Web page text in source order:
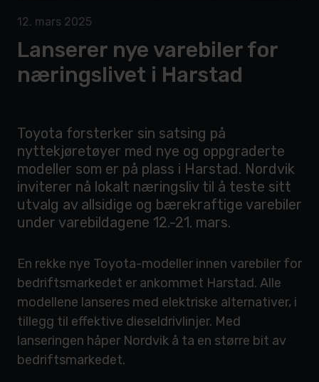
12. mars 2025
Lanserer nye varebiler for
næringslivet i Harstad
Toyota forsterker sin satsing på
nyttekjøretøyer med nye og oppgraderte
modeller som er på plass i Harstad. Nordvik
inviterer nå lokalt næringsliv til å teste sitt
utvalg av allsidige og bærekraftige varebiler
under varebildagene 12.-21. mars.
En rekke nye Toyota-modeller innen varebiler for
bedriftsmarkedet er ankommet Harstad. Alle
modellene lanseres med elektriske alternativer, i
tillegg til effektive dieseldrivlinjer. Med
lanseringen håper Nordvik å ta en større bit av
bedriftsmarkedet.